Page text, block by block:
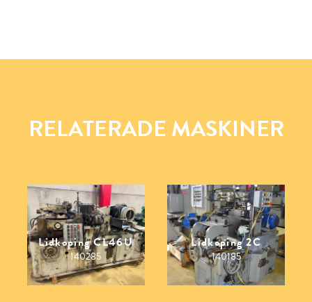
RELATERADE MASKINER
Lidkoping CL46U
140285
Lidkoping 2C
140185